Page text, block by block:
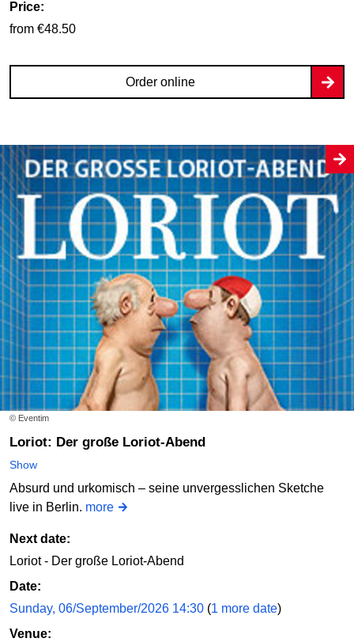
Price:
from €48.50
Order online
© Eventim
Loriot: Der große Loriot-Abend
Show
Absurd und urkomisch – seine unvergesslichen Sketche
live in Berlin. more
Next date:
Loriot - Der große Loriot-Abend
Date:
Sunday, 06/September/2026 14:30 (1 more date)
Venue: